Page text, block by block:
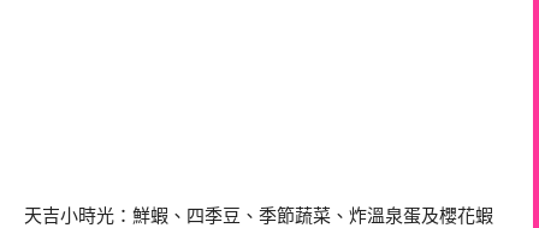
天吉小時光：鮮蝦、四季豆、季節蔬菜、炸溫泉蛋及櫻花蝦